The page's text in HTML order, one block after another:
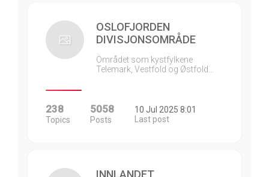
OSLOFJORDEN
DIVISJONSOMRÅDE
Området som kystfylkene
Telemark, Vestfold og Østfold…
238
Topics
5058
Posts
10 Jul 2025 8:01
Last post
INNLANDET